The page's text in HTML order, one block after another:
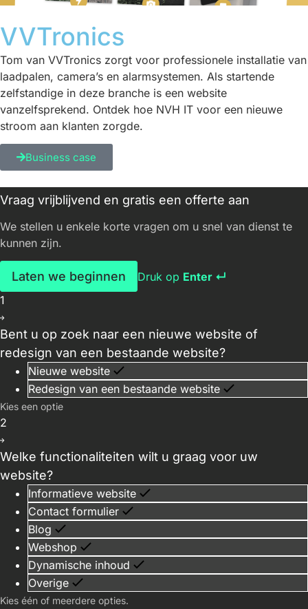
VVTronics
Tom van VVTronics zorgt voor professionele installatie van
laadpalen, camera’s en alarmsystemen. Als startende
zelfstandige in deze branche is een website
vanzelfsprekend. Ontdek hoe NVH IT voor een nieuwe
stroom aan klanten zorgde.
Business case
Vraag vrijblijvend en gratis een offerte aan
We stellen u enkele korte vragen om u snel van dienst te
kunnen zijn.
Laten we beginnen Druk op Enter ↵
1
Bent u op zoek naar een nieuwe website of
redesign van een bestaande website?
Nieuwe website
Redesign van een bestaande website
Kies een optie
2
Welke functionaliteiten wilt u graag voor uw
website?
Informatieve website
Contact formulier
Blog
Webshop
Dynamische inhoud
Overige
Kies één of meerdere opties.